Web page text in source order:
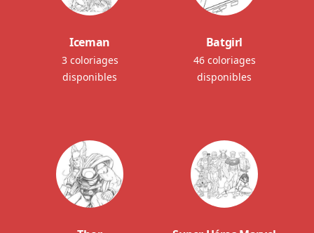
Iceman
3 coloriages
disponibles
Batgirl
46 coloriages
disponibles